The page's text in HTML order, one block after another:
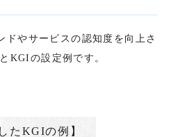
ドやサービスの認知度を向上さ
KGIの設定例です。
たKGIの例】